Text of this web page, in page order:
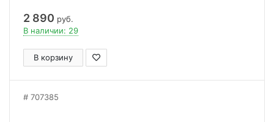
2 890 руб.
В наличии: 29
В корзину
707385